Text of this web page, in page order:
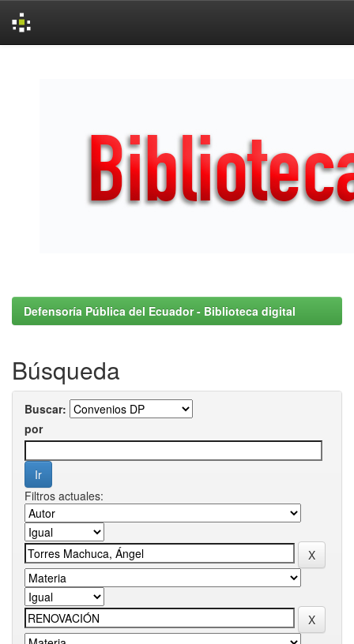
Defensoría Pública del Ecuador - Biblioteca digital
Búsqueda
Buscar:
por
Filtros actuales: